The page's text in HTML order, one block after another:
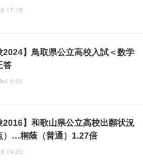
17:15
2024】鳥取県公立高校入試＜数学
答
9:00
2016】和歌山県公立高校出願状況
）…桐蔭（普通）1.27倍
14:25